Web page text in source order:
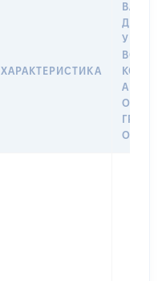
ХАРАКТЕРИСТИКА
ДАТУ
У
АБО